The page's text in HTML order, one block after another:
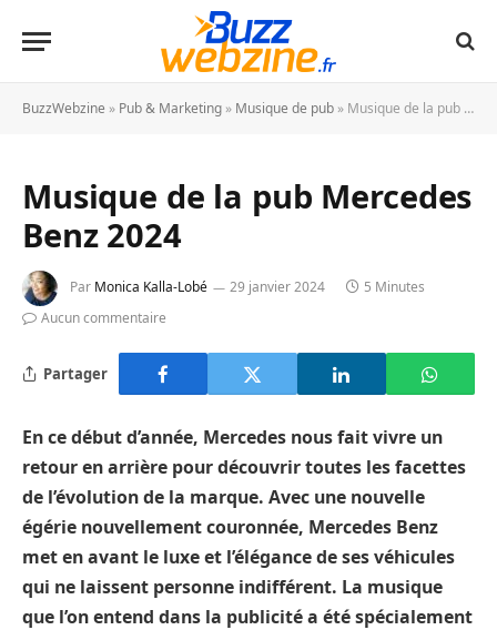
BuzzWebzine » Pub & Marketing » Musique de pub » Musique de la pub Mercedes Benz 2024
Musique de la pub Mercedes
Benz 2024
Par Monica Kalla-Lobé 29 janvier 2024
5 Minutes
Aucun commentaire
Partager
En ce début d’année, Mercedes nous fait vivre un
retour en arrière pour découvrir toutes les facettes
de l’évolution de la marque. Avec une nouvelle
égérie nouvellement couronnée, Mercedes Benz
met en avant le luxe et l’élégance de ses véhicules
qui ne laissent personne indifférent. La musique
que l’on entend dans la publicité a été spécialement